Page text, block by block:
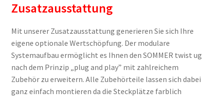
Zusatzausstattung
Mit unserer Zusatzausstattung generieren Sie sich Ihre
eigene optionale Wertschöpfung. Der modulare
Systemaufbau ermöglicht es Ihnen den SOMMER twist ug
nach dem Prinzip „plug and play” mit zahlreichem
Zubehör zu erweitern. Alle Zubehörteile lassen sich dabei
ganz einfach montieren da die Steckplätze farblich